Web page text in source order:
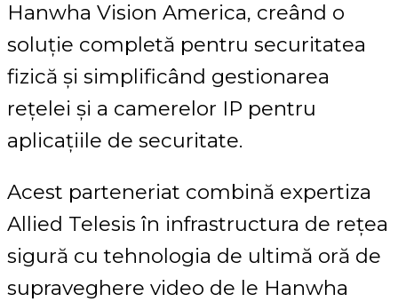
Hanwha Vision America, creând o
soluție completă pentru securitatea
fizică și simplificând gestionarea
rețelei și a camerelor IP pentru
aplicațiile de securitate.
Acest parteneriat combină expertiza
Allied Telesis în infrastructura de rețea
sigură cu tehnologia de ultimă oră de
supraveghere video de le Hanwha